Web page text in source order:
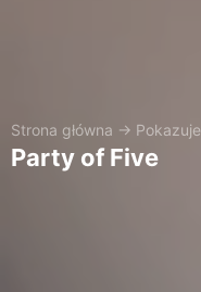
Strona główna → Pokazuje
Party of Five